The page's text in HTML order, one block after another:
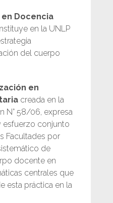
Docencia
en la UNLP
del cuerpo
en
creada en la
N° 58/06, expresa
esfuerzo conjunto
Facultades por
de
docente en
centrales que
esta práctica en la